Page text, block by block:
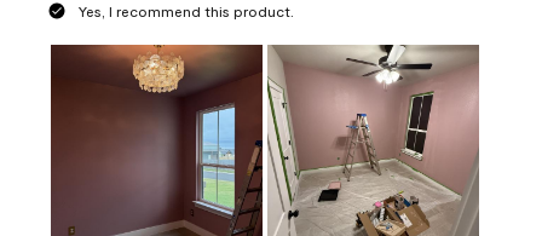
Yes, I recommend this product.